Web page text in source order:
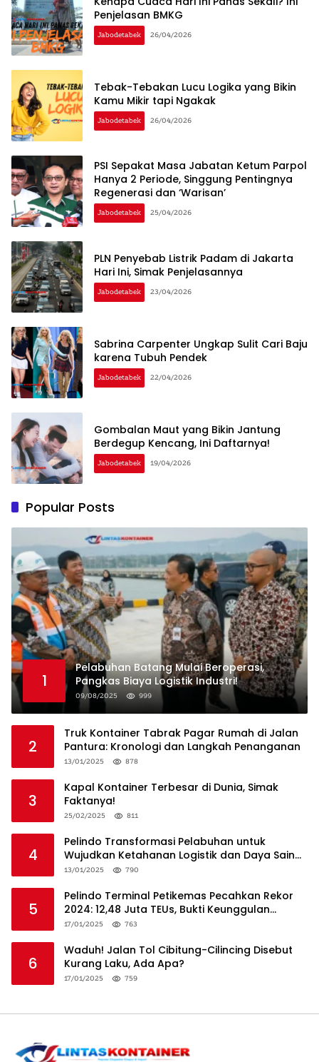
Penjelasan BMKG
Jabodetabek 26/04/2026
Tebak-Tebakan Lucu Logika yang Bikin
Kamu Mikir tapi Ngakak
Jabodetabek 26/04/2026
PSI Sepakat Masa Jabatan Ketum Parpol
Hanya 2 Periode, Singgung Pentingnya
Regenerasi dan ‘Warisan’
Jabodetabek 25/04/2026
PLN Penyebab Listrik Padam di Jakarta
Hari Ini, Simak Penjelasannya
Jabodetabek 23/04/2026
Sabrina Carpenter Ungkap Sulit Cari Baju
karena Tubuh Pendek
Jabodetabek 22/04/2026
Gombalan Maut yang Bikin Jantung
Berdegup Kencang, Ini Daftarnya!
Jabodetabek 19/04/2026
Popular Posts
1
Pelabuhan Batang Mulai Beroperasi,
Pangkas Biaya Logistik Industri!
09/08/2025 999
2
Truk Kontainer Tabrak Pagar Rumah di Jalan
Pantura: Kronologi dan Langkah Penanganan
13/01/2025 878
3
Kapal Kontainer Terbesar di Dunia, Simak
Faktanya!
25/02/2025 811
4
Pelindo Transformasi Pelabuhan untuk
Wujudkan Ketahanan Logistik dan Daya Saing
Global
13/01/2025 790
5
Pelindo Terminal Petikemas Pecahkan Rekor
2024: 12,48 Juta TEUs, Bukti Keunggulan
Logistik Nasional
17/01/2025 763
6
Waduh! Jalan Tol Cibitung-Cilincing Disebut
Kurang Laku, Ada Apa?
17/01/2025 759